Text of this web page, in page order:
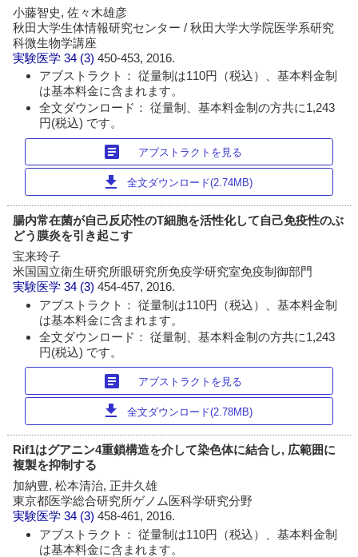
小藤智史, 佐々木雄彦
秋田大学生体情報研究センター / 秋田大学大学院医学系研究
科微生物学講座
実験医学 34 (3)450-453, 2016.
アブストラクト： 従量制は110円（税込）、基本料金制
は基本料金に含まれます。
全文ダウンロード： 従量制、基本料金制の方共に1,243
円(税込) です。
article アブストラクトを見る
download 全文ダウンロード(2.74MB)
腸内常在菌が自己反応性のT細胞を活性化して自己免疫性のぶ
どう膜炎を引き起こす
宝来玲子
米国国立衛生研究所眼研究所免疫学研究室免疫制御部門
実験医学 34 (3)454-457, 2016.
アブストラクト： 従量制は110円（税込）、基本料金制
は基本料金に含まれます。
全文ダウンロード： 従量制、基本料金制の方共に1,243
円(税込) です。
article アブストラクトを見る
download 全文ダウンロード(2.78MB)
Rif1はグアニン4重鎖構造を介して染色体に結合し, 広範囲に
複製を抑制する
加納豊, 松本清治, 正井久雄
東京都医学総合研究所ゲノム医科学研究分野
実験医学 34 (3)458-461, 2016.
アブストラクト： 従量制は110円（税込）、基本料金制
は基本料金に含まれます。